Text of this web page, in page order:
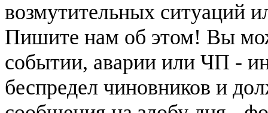
возмутительных ситуаций
Пишите нам об этом! Вы
событии, аварии или ЧП -
беспредел чиновников и